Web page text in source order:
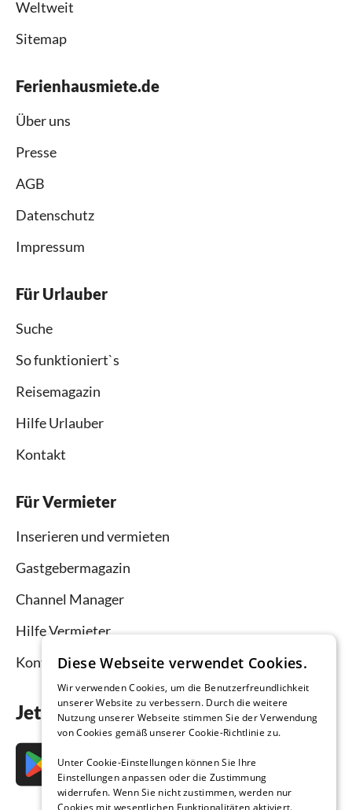
Weltweit
Sitemap
Ferienhausmiete.de
Über uns
Presse
AGB
Datenschutz
Impressum
Für Urlauber
Suche
So funktioniert`s
Reisemagazin
Hilfe Urlauber
Kontakt
Für Vermieter
Inserieren und vermieten
Gastgebermagazin
Channel Manager
Hilfe Vermieter
Kontakt
Jetzt die App downloaden
Diese Webseite verwendet Cookies.
Wir verwenden Cookies, um die Benutzerfreundlichkeit
unserer Website zu verbessern. Durch die weitere
Nutzung unserer Webseite stimmen Sie der Verwendung
von Cookies gemäß unserer Cookie-Richtlinie zu.
Unter Cookie-Einstellungen können Sie Ihre
Einstellungen anpassen oder die Zustimmung
widerrufen. Wenn Sie nicht zustimmen, werden nur
Cookies mit wesentlichen Funktionalitäten aktiviert.